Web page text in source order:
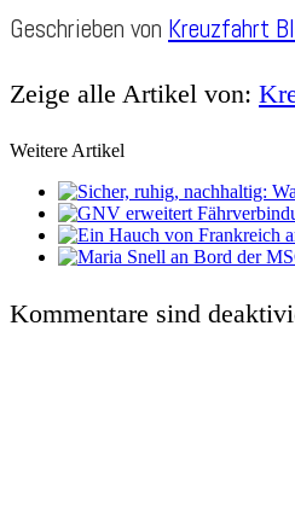
Geschrieben von Kreuzfahrt
Zeige alle Artikel von:
Weitere Artikel
Kommentare sind